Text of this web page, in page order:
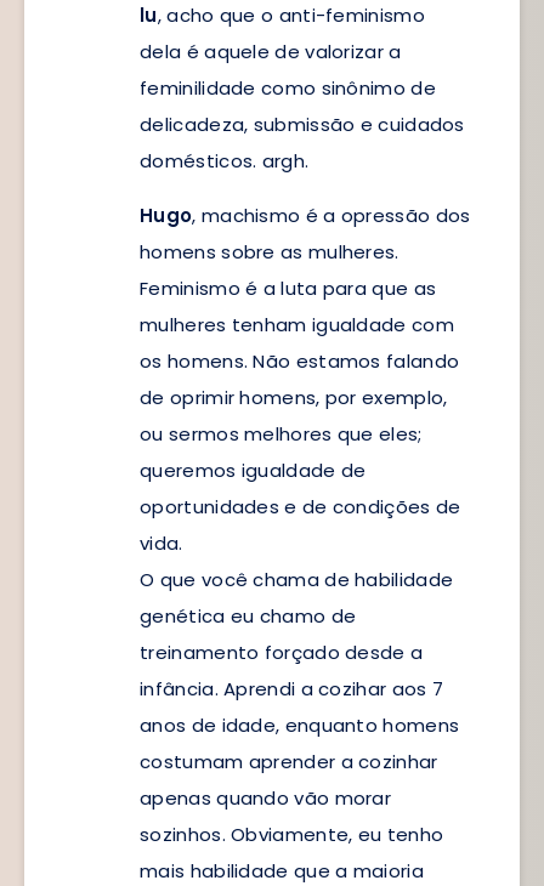
lu, acho que o anti-feminismo
dela é aquele de valorizar a
feminilidade como sinônimo de
delicadeza, submissão e cuidados
domésticos. argh.
Hugo, machismo é a opressão dos
homens sobre as mulheres.
Feminismo é a luta para que as
mulheres tenham igualdade com
os homens. Não estamos falando
de oprimir homens, por exemplo,
ou sermos melhores que eles;
queremos igualdade de
oportunidades e de condições de
vida.
O que você chama de habilidade
genética eu chamo de
treinamento forçado desde a
infância. Aprendi a cozihar aos 7
anos de idade, enquanto homens
costumam aprender a cozinhar
apenas quando vão morar
sozinhos. Obviamente, eu tenho
mais habilidade que a maioria